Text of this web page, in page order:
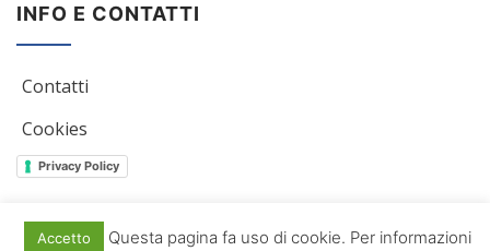
INFO E CONTATTI
Contatti
Cookies
Privacy Policy
Accetto Questa pagina fa uso di cookie. Per informazioni